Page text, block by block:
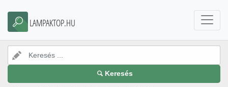
LAMPAKTOP.HU
Keresés